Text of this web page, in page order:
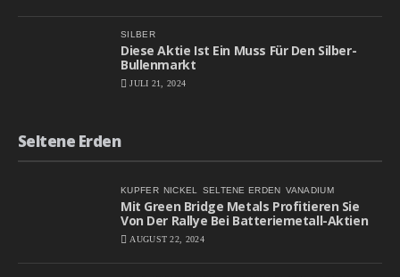
SILBER
Diese Aktie Ist Ein Muss Für Den Silber-
Bullenmarkt
JULI 21, 2024
Seltene Erden
KUPFER NICKEL SELTENE ERDEN VANADIUM
Mit Green Bridge Metals Profitieren Sie
Von Der Rallye Bei Batteriemetall-Aktien
AUGUST 22, 2024